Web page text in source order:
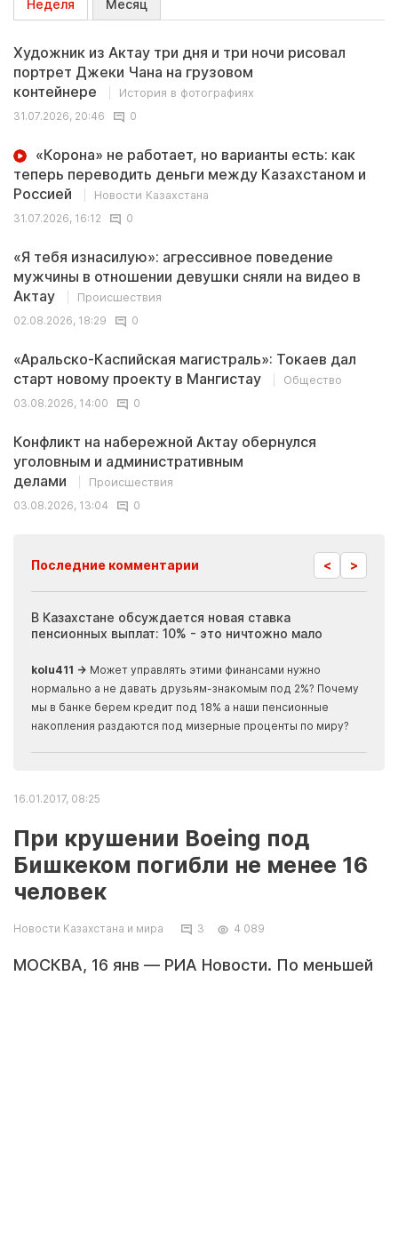
Неделя Месяц
Художник из Актау три дня и три ночи рисовал
портрет Джеки Чана на грузовом
контейнере
История в фотографиях
31.07.2026, 20:46
0
«Корона» не работает, но варианты есть: как
теперь переводить деньги между Казахстаном и
Россией
Новости Казахстана
31.07.2026, 16:12
0
«Я тебя изнасилую»: агрессивное поведение
мужчины в отношении девушки сняли на видео в
Актау
Происшествия
02.08.2026, 18:29
0
«Аральско-Каспийская магистраль»: Токаев дал
старт новому проекту в Мангистау
Общество
03.08.2026, 14:00
0
Конфликт на набережной Актау обернулся
уголовным и административным
делами
Происшествия
03.08.2026, 13:04
0
Последние комментарии < >
В Казахстане обсуждается новая ставка
пенсионных выплат: 10% - это ничтожно мало
kolu411 → Может управлять этими финансами нужно
нормально а не давать друзьям-знакомым под 2%? Почему
мы в банке берем кредит под 18% а наши пенсионные
накопления раздаются под мизерные проценты по миру?
16.01.2017, 08:25
При крушении Boeing под
Бишкеком погибли не менее 16
человек
Новости Казахстана и мира 3 4 089
МОСКВА, 16 янв — РИА Новости. По меньшей